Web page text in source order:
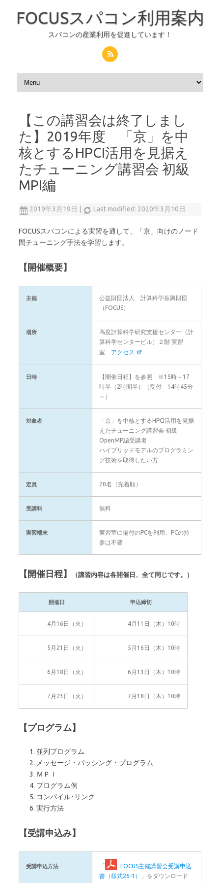
FOCUSスパコン利用案内
スパコンの産業利用を促進しています！
コンテンツへスキップ
【この講習会は終了しまし
た】2019年度 「京」を中
核とするHPCI活用を見据え
たチューニング講習会 初級
MPI編
2019年3月19日 Last modified: 2020年3月10日
FOCUSスパコンによる実習を通して、「京」向けのノード
間チューニング手法を学習します。
【開催概要】
主催
公益財団法人 計算科学振興財団
（FOCUS）
場所
高度計算科学研究支援センター（計
算科学センタービル）２階 実習
室 アクセス
日時
【開催日程】を参照 ※15時～17
時半（2時間半）（受付 14時45分
～）
対象者
「京」を中核とするHPCI活用を見据
えたチューニング講習会 初級
OpenMP編受講者
ハイブリッドモデルのプログラミン
グ技術を取得したい方
定員 20名（先着順）
受講料 無料
実習端末
実習室に備付のPCを利用、PCの持
参は不要
【開催日程】 （講習内容は各開催日、全て同じです。）
開催日 申込締切
4月16日（火） 4月11日（木）10時
5月21日（火） 5月16日（木）10時
6月18日（火） 6月13日（木）10時
7月23日（火） 7月18日（木）10時
【プログラム】
並列プログラム
メッセージ・パッシング・プログラム
ＭＰＩ
プログラム例
コンパイル･リンク
実行方法
【受講申込み】
受講申込方法 「
FOCUS主催講習会受講申込
書（様式26-1）
」をダウンロード